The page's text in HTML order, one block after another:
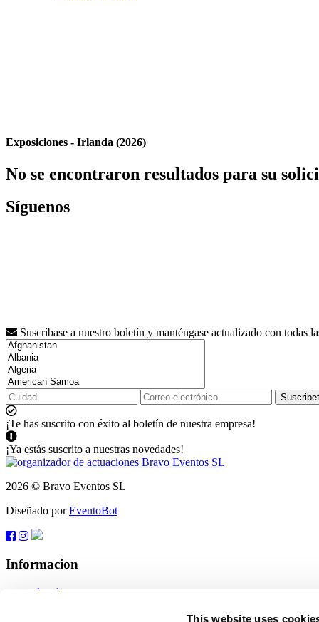
This website uses
Exposiciones - Irlanda (2026)
No se encontraron resultados para su
Síguenos
Suscríbase a nuestro boletín y manténgase actualizado con todas
¡Te has suscrito con éxito al boletín de nuestra empresa!
¡Ya estás suscrito a nuestras novedades!
2026 © Bravo Eventos SL
Diseñado porEventoBot
Informacion
Ayuda